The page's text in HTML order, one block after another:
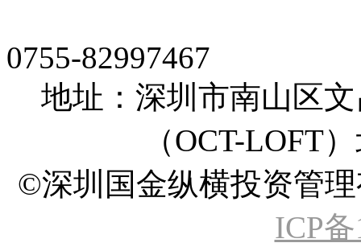
0755-82997467
地址：深圳市南山区
（OCT-LOFT
©深圳国金纵横投资管
ICP